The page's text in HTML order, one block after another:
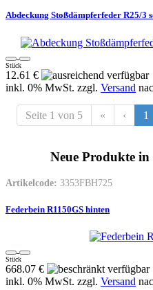
Abdeckung Stoßdämpferfeder R25/3
Stück
12.61 €
inkl. 0% MwSt. zzgl. Versand
Seite 1 von 5 « ‹ 1
Neue Produkte in
Artikelcode: 3353FBH725
Federbein R1150GS hinten
Stück
668.07 €
inkl. 0% MwSt. zzgl. Versand